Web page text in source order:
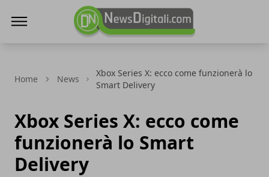
Home News
Xbox Series X: ecco come funzionerà lo
Smart Delivery
Xbox Series X: ecco come
funzionerà lo Smart
Delivery